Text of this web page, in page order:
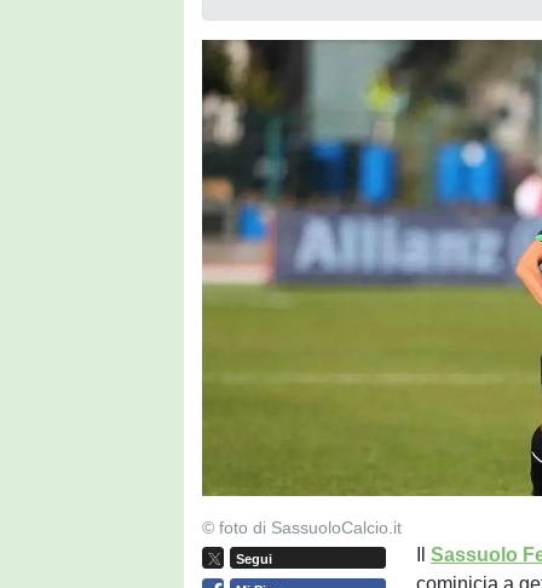
© foto di SassuoloCalcio.it
Segui IlSassuolo
cominicia a